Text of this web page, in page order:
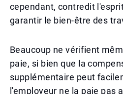
cependant, contredit
garantir le bien-être des
Beaucoup ne vérifient
paie, si bien que la
supplémentaire peut
l'employeur ne la paie pas